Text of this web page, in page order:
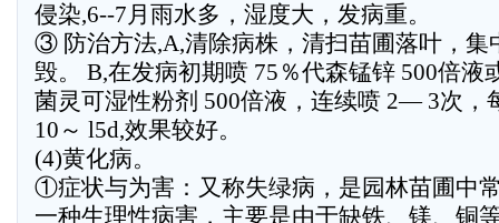
侵染,6--7月雨水多，湿度大，发病重。
③ 防治方法,A,清除病株，清扫苗圃落叶，集
毁。 B,在发病初期喷 75％代森锰锌 500倍液
菌灵可湿性粉剂 500倍液，连续喷 2— 3次，
10～ l5d,效果较好。
(4)黄化病。
①症状与为害：又称失绿病，是园林苗圃中
一种生理性病害，主要是由于缺铁、镁、铜